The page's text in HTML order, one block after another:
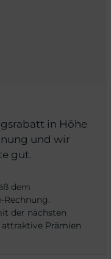
in Höhe
und wir
gut.
dem
Rechnung.
der nächsten
Prämien